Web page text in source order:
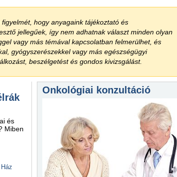
hogy anyagaink tájékoztató és
jellegűek, így nem adhatnak választ minden olyan
vagy más témával kapcsolatban felmerülhet, és
gyógyszerészekkel vagy más egészségügyi
beszélgetést és gondos kivizsgálást.
és
Miben
Onkológiai konzultáció